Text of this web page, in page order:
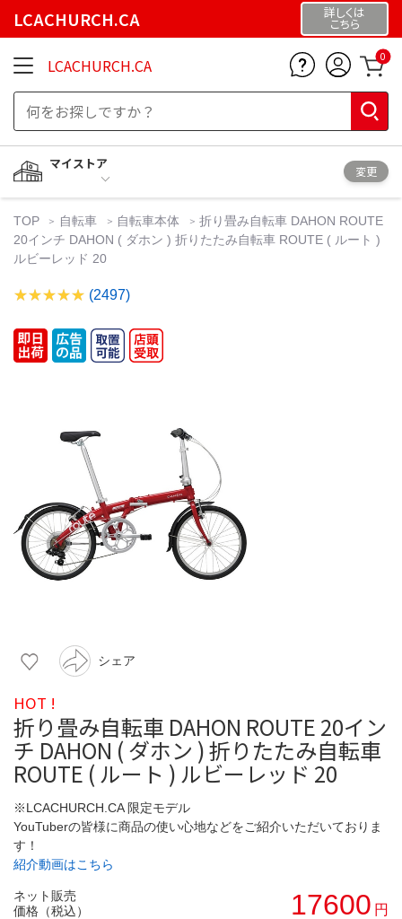
LCACHURCH.CA 詳しくは
こちら
LCACHURCH.CA 0
マイストア
変更
TOP 自転車 自転車本体
折り畳み自転車 DAHON ROUTE
20インチ DAHON ( ダホン ) 折りたたみ自転車 ROUTE ( ルート )
ルビーレッド 20
(2497)
シェア
HOT !
折り畳み自転車 DAHON ROUTE 20イン
チ DAHON ( ダホン ) 折りたたみ自転車
ROUTE ( ルート ) ルビーレッド 20
※LCACHURCH.CA 限定モデル
YouTuberの皆様に商品の使い心地などをご紹介いただいておりま
す！
紹介動画はこちら
ネット販売
価格（税込）
17600 円